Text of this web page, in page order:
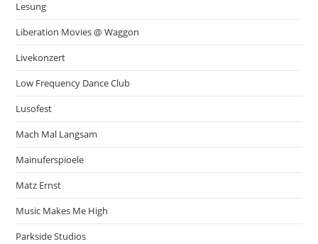
Lesung
Liberation Movies @ Waggon
Livekonzert
Low Frequency Dance Club
Lusofest
Mach Mal Langsam
Mainuferspioele
Matz Ernst
Music Makes Me High
Parkside Studios